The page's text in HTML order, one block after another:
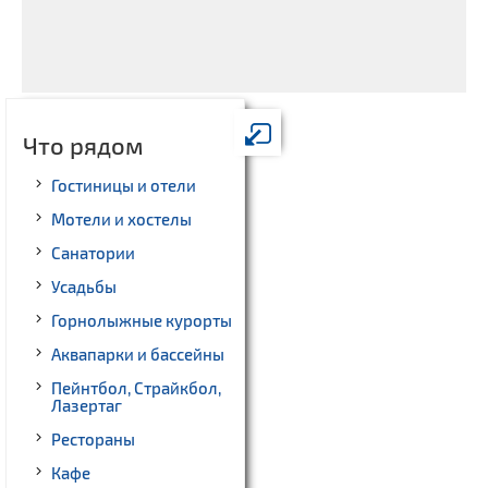
Что рядом
Гостиницы и отели
Мотели и хостелы
Санатории
Усадьбы
Горнолыжные курорты
Аквапарки и бассейны
Пейнтбол, Страйкбол,
Лазертаг
Рестораны
Кафе